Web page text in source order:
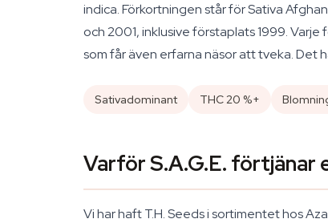
indica. Förkortningen står för Sativa
och 2001, inklusive förstaplats 1999.
som får även erfarna näsor att tveka. Det
Sativadominant THC 20 %+
Varför S.A.G.E. förtjänar
Vi har haft T.H. Seeds i sortimentet hos